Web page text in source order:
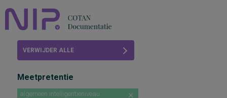
VERWIJDER ALLE
Meetpretentie
algemeen intelligentieniveau